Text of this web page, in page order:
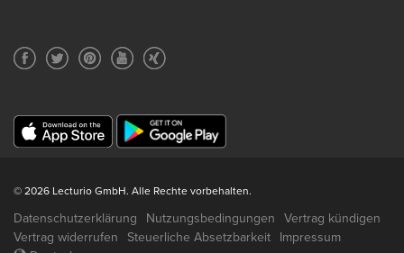
© 2026 Lecturio GmbH. Alle Rechte vorbehalten.
Datenschutzerklärung Nutzungsbedingungen
Vertrag kündigen
Vertrag widerrufen
Steuerliche Absetzbarkeit
Impressum